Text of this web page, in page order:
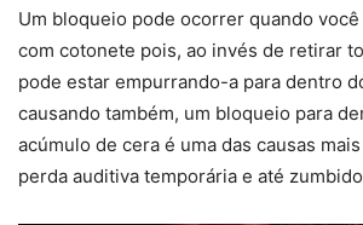
Um bloqueio pode ocorrer quando
com cotonete pois, ao invés de retirar
pode estar empurrando-a para dentro
causando também, um bloqueio para
acúmulo de cera é uma das causas
perda auditiva temporária e até